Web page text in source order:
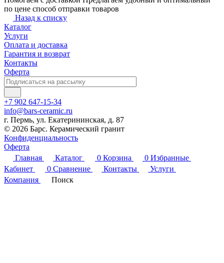
по цене способ отправки товаров
Назад к списку
Каталог
Услуги
Оплата и доставка
Гарантия и возврат
Контакты
Оферта
+7 902 647-15-34
info@bars-ceramic.ru
г. Пермь, ул. Екатерининская, д. 87
© 2026 Барс. Керамический гранит
Конфиденциальность
Оферта
Главная
Каталог 0 Корзина 0 Избранные
Кабинет
0 Сравнение Контакты
Услуги
Компания
Поиск